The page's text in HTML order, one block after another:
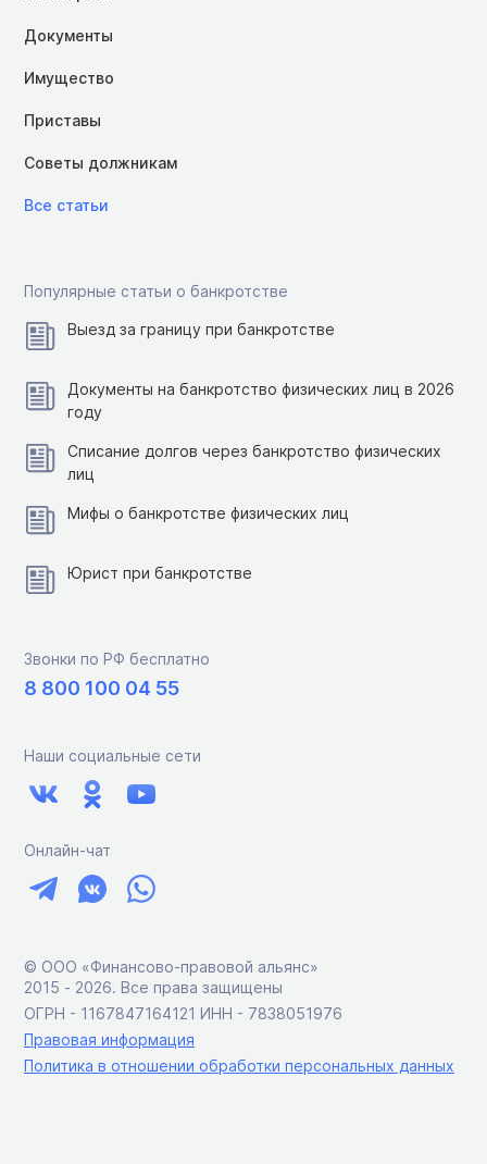
Документы
Имущество
Приставы
Советы должникам
Все статьи
Популярные статьи о банкротстве
Выезд за границу при банкротстве
Документы на банкротство физических лиц в 2026
году
Списание долгов через банкротство физических
лиц
Мифы о банкротстве физических лиц
Юрист при банкротстве
Звонки по РФ бесплатно
8 800 100 04 55
Наши социальные сети
Онлайн-чат
© ООО «Финансово-правовой альянс»
2015 ‑ 2026. Все права защищены
ОГРН - 1167847164121 ИНН - 7838051976
Правовая информация
Политика в отношении обработки персональных данных